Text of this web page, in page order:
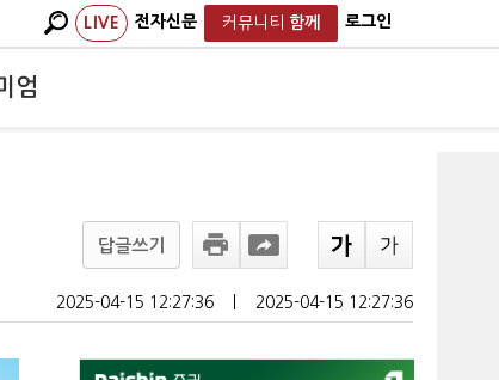
LIVE 전자신문 커뮤니티 함께 로그인
엄
답글쓰기
2025-04-15 12:27:36 2025-04-15 12:27:36